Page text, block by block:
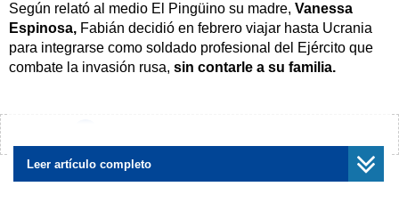
Según relató al medio El Pingüino su madre, Vanessa
Espinosa, Fabián decidió en febrero viajar hasta Ucrania
para integrarse como soldado profesional del Ejército que
combate la invasión rusa, sin contarle a su familia.
Leer artículo completo